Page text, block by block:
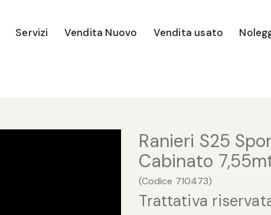
Servizi Vendita Nuovo
Ricambi e Accessori
Vendita usato
Ranieri S25
Cabinato
(Codice 710473)
Trattativa